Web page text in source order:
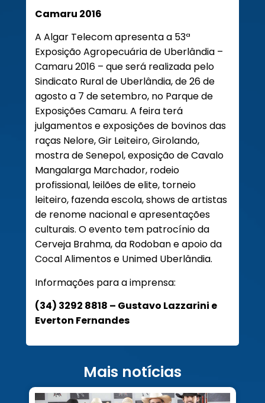
Camaru 2016
A Algar Telecom apresenta a 53ª
Exposição Agropecuária de Uberlândia –
Camaru 2016 – que será realizada pelo
Sindicato Rural de Uberlândia, de 26 de
agosto a 7 de setembro, no Parque de
Exposições Camaru. A feira terá
julgamentos e exposições de bovinos das
raças Nelore, Gir Leiteiro, Girolando,
mostra de Senepol, exposição de Cavalo
Mangalarga Marchador, rodeio
profissional, leilões de elite, torneio
leiteiro, fazenda escola, shows de artistas
de renome nacional e apresentações
culturais. O evento tem patrocínio da
Cerveja Brahma, da Rodoban e apoio da
Cocal Alimentos e Unimed Uberlândia.
Informações para a imprensa:
(34) 3292 8818 – Gustavo Lazzarini e
Everton Fernandes
Mais notícias